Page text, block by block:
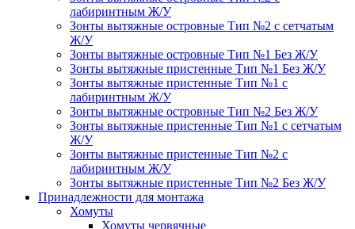
лабиринтным Ж/У
Зонты вытяжные островные Тип №2 с сетчатым
Ж/У
Зонты вытяжные островные Тип №1 Без Ж/У
Зонты вытяжные пристенные Тип №1 Без Ж/У
Зонты вытяжные пристенные Тип №1 с
лабиринтным Ж/У
Зонты вытяжные островные Тип №2 Без Ж/У
Зонты вытяжные пристенные Тип №1 с сетчатым
Ж/У
Зонты вытяжные пристенные Тип №2 с
лабиринтным Ж/У
Зонты вытяжные пристенные Тип №2 Без Ж/У
Принадлежности для монтажа
Хомуты
Хомуты червячные